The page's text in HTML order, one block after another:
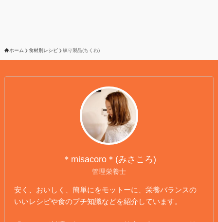
ホーム 食材別レシピ 練り製品(ちくわ)
＊misacoro＊(みさころ)
管理栄養士
安く、おいしく、簡単にをモットーに、栄養バランスの
いいレシピや食のプチ知識などを紹介しています。